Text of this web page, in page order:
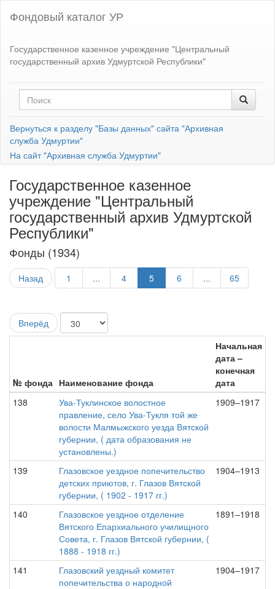
Фондовый каталог УР
Государственное казенное учреждение "Центральный
государственный архив Удмуртской Республики"
Вернуться к разделу "Базы данных" сайта "Архивная
служба Удмуртии"
На сайт "Архивная служба Удмуртии"
Государственное казенное
учреждение "Центральный
государственный архив Удмуртской
Республики"
Фонды (1934)
Назад 1 ... 4 5 6 ... 65
Вперёд
№ фонда Наименование фонда
Начальная
дата –
конечная
дата
138
Ува-Туклинское волостное
правление, село Ува-Тукля той же
волости Малмыжского уезда Вятской
губернии, ( дата образования не
установлены.)
1909–1917
139
Глазовское уездное попечительство
детских приютов, г. Глазов Вятской
губернии, ( 1902 - 1917 гг.)
1904–1913
140
Глазовское уездное отделение
Вятского Епархиального училищного
Совета, г. Глазов Вятской губернии, (
1888 - 1918 гг.)
1891–1918
141
Глазовский уездный комитет
попечительства о народной
1904–1917